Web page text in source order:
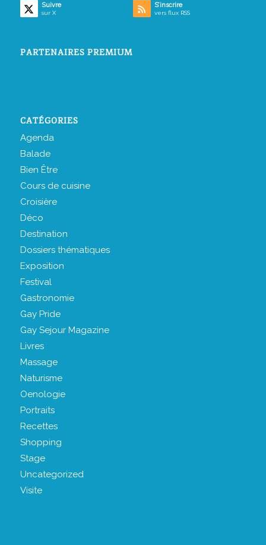
Suivre
sur X
S’inscrire
vers flux RSS
PARTENAIRES PREMIUM
CATÉGORIES
Agenda
Balade
Bien Être
Cours de cuisine
Croisière
Déco
Destination
Dossiers thématiques
Exposition
Festival
Gastronomie
Gay Pride
Gay Sejour Magazine
Livres
Massage
Naturisme
Oenologie
Portraits
Recettes
Shopping
Stage
Uncategorized
Visite